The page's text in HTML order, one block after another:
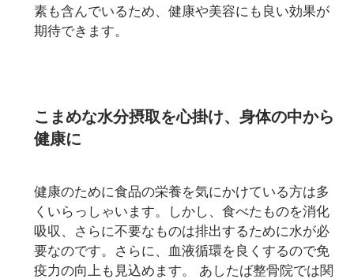
素も含んでいるため、健康や美容にも良い効果が
期待できます。
こまめな水分摂取を心掛け、身体の中から
健康に
健康のために食品の栄養を気にかけている方は多
くいらっしゃいます。しかし、食べたものを消化
吸収、さらに不要なものは排出するために水が必
要なのです。さらに、血液循環を良くするので免
疫力の向上も見込めます。 あしたば整骨院では関